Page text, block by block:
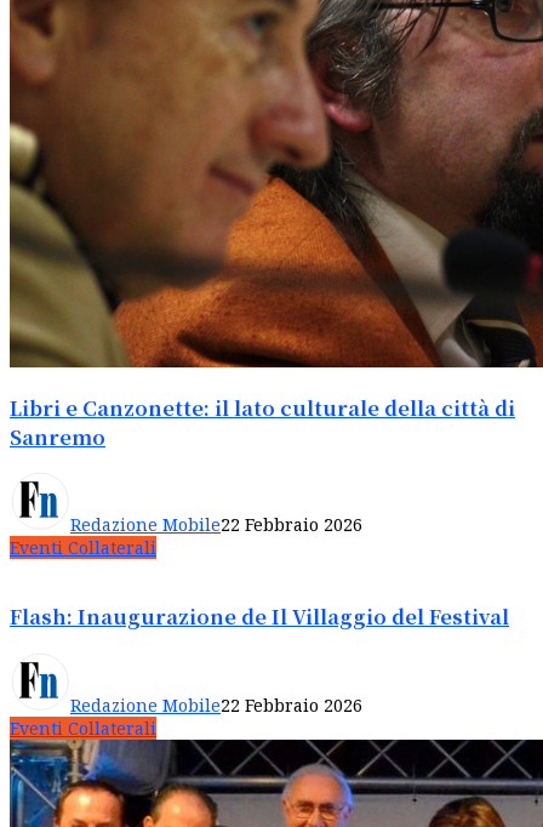
Libri e Canzonette: il lato culturale della città di
Sanremo
Redazione Mobile22 Febbraio 2026
Eventi Collaterali
Flash: Inaugurazione de Il Villaggio del Festival
Redazione Mobile22 Febbraio 2026
Eventi Collaterali